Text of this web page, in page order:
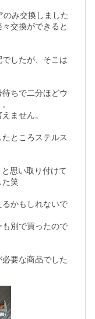
み交換しました
交換ができると
したが、そこは
ちで二分ほどウ
ません。
ところステルス
思い取り付けて
た笑
かもしれないで
別で買ったので
要な商品でした